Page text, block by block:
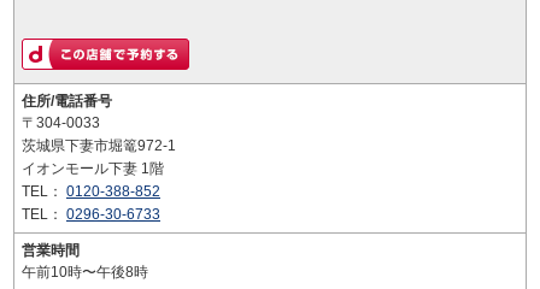
住所/電話番号
〒304-0033
茨城県下妻市堀篭972-1
イオンモール下妻 1階
TEL： 0120-388-852
TEL： 0296-30-6733
営業時間
午前10時〜午後8時